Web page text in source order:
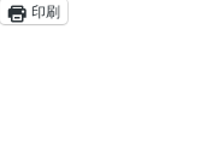
印刷